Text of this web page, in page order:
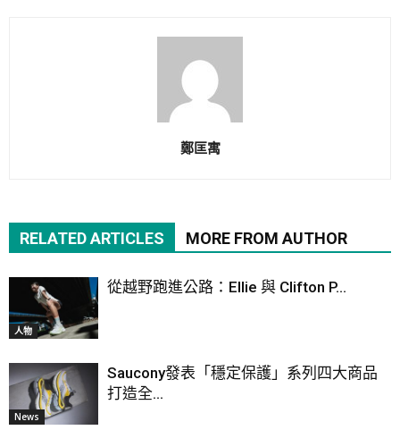
鄭匡寓
RELATED ARTICLES MORE FROM AUTHOR
人物
從越野跑進公路：Ellie 與 Clifton P...
News
Saucony發表「穩定保護」系列四大商品
打造全...